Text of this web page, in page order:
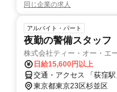
同じ企業の求人
アルバイト・パート
夜勤の警備スタッフ
株式会社ティー・オー・エ
日給15,600円以上
交通・アクセス 「荻窪
東京都東京23区杉並区